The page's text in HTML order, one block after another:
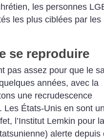
les personnes
les plus ciblées par les
se reproduire
pas assez pour que le
années, avec la
une recrudescence
Les États-Unis en sont un
l’Institut Lemkin pour la
alerte depuis